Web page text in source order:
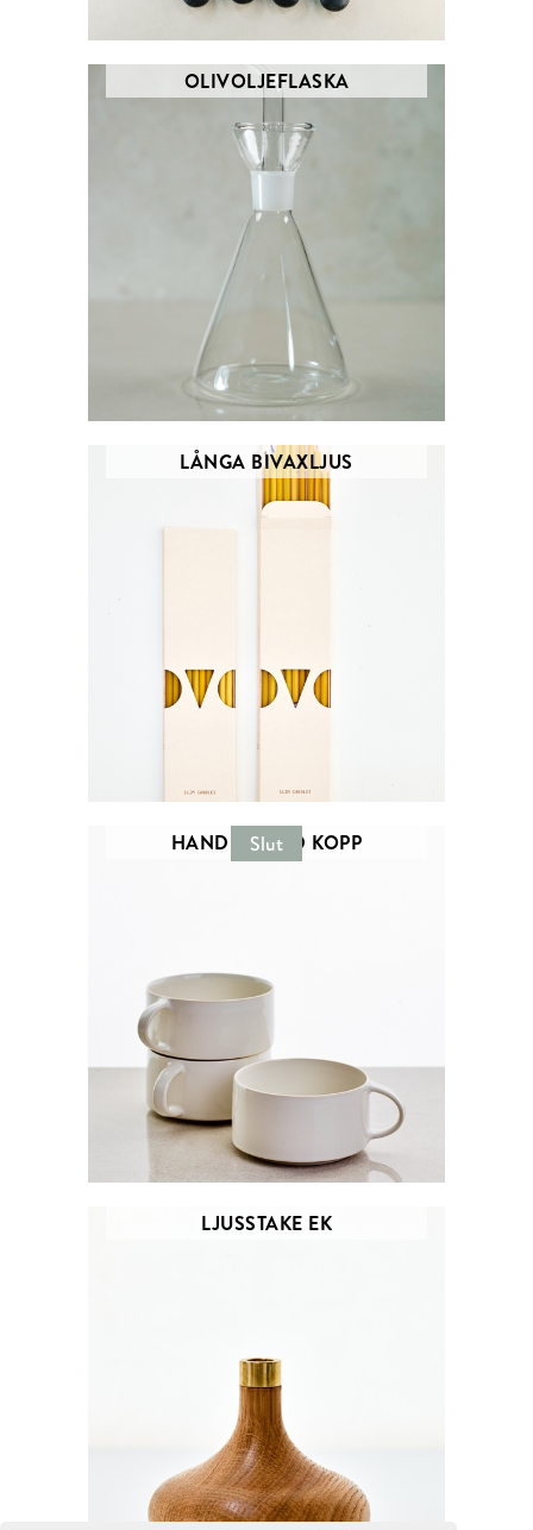
OLIVOLJEFLASKA
LÅNGA BIVAXLJUS
HANDDREJAD KOPP
Slut
LJUSSTAKE EK